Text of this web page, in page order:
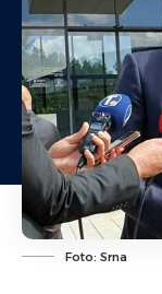
Foto: Srna